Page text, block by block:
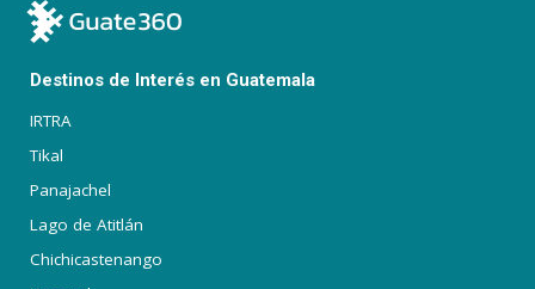
Destinos de Interés en Guatemala
IRTRA
Tikal
Panajachel
Lago de Atitlán
Chichicastenango